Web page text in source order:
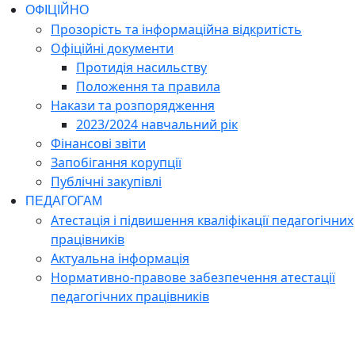
ОФІЦІЙНО
Прозорість та інформаційна відкритість
Офіційні документи
Протидія насильству
Положення та правила
Накази та розпорядження
2023/2024 навчальний рік
Фінансові звіти
Запобігання корупції
Публічні закупівлі
ПЕДАГОГАМ
Атестація і підвишення кваліфікації педагогічних
працівників
Актуальна інформація
Нормативно-правове забезпечення атестації
педагогічних працівників